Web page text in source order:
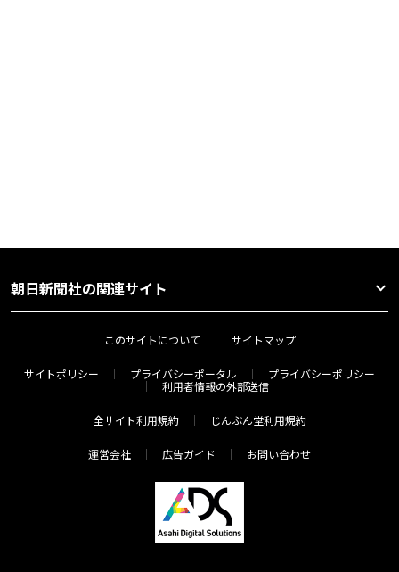
朝日新聞社の関連サイト
このサイトについて サイトマップ
サイトポリシー プライバシーポータル
プライバシーポリシー
利用者情報の外部送信
全サイト利用規約 じんぶん堂利用規約
運営会社 広告ガイド お問い合わせ